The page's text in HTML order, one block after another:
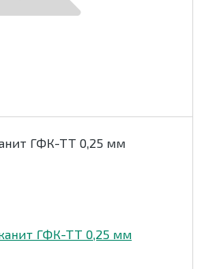
ГФК-ТТ 0,25 мм